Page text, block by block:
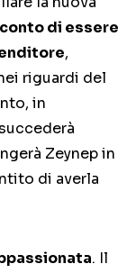
di essere
,
riguardi del
in
Zeynep in
di averla
. Il